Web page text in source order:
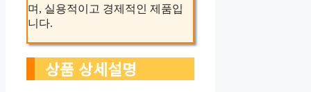
며, 실용적이고 경제적인 제품입
니다.
상품 상세설명